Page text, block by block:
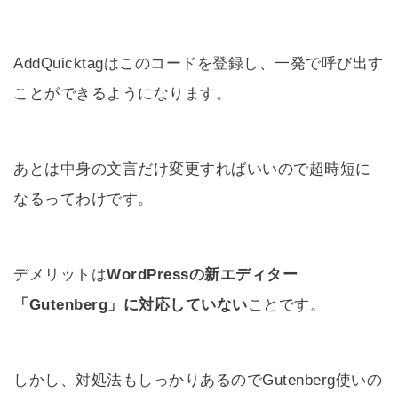
AddQuicktagはこのコードを登録し、一発で呼び出す
ことができるようになります。
あとは中身の文言だけ変更すればいいので超時短に
なるってわけです。
デメリットはWordPressの新エディター
「Gutenberg」に対応していないことです。
しかし、対処法もしっかりあるのでGutenberg使いの